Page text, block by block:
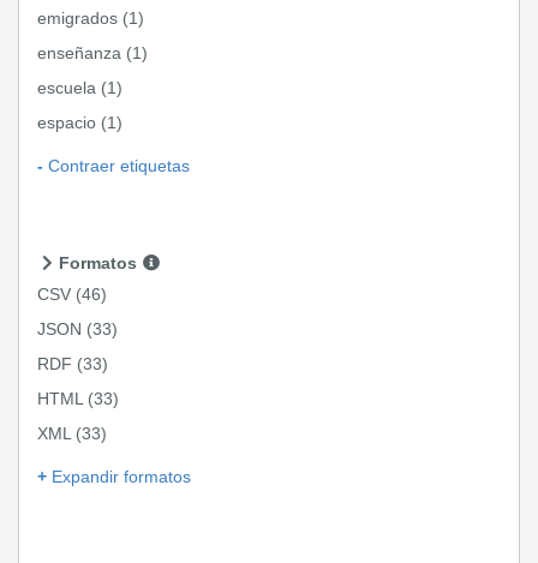
emigrados (1)
enseñanza (1)
escuela (1)
espacio (1)
Contraer etiquetas
Formatos
CSV (46)
JSON (33)
RDF (33)
HTML (33)
XML (33)
Expandir formatos